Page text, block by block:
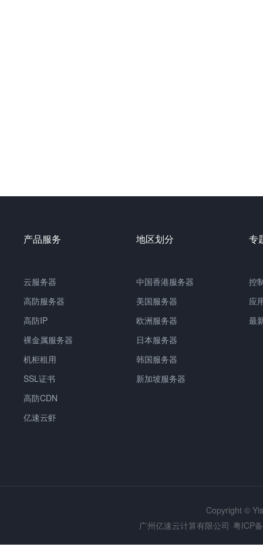
产品服务
云服务器
高防服务器
高防IP
裸金属服务器
机柜租用
SSL证书
高防CDN
亿速云虾
地区划分
中国香港服务器
美国服务器
欧洲服务器
日本服务器
韩国服务器
新加坡服务器
专
控
应
最
Copyright ©
广州亿速云计算有限公司 粤ICP